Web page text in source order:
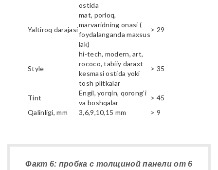
ostida
Yaltiroq darajasi
mat, porloq,
marvaridning onasi (
foydalanganda maxsus
lak)
> 29
Style
hi-tech, modern, art,
rococo, tabiiy daraxt
kesmasi ostida yoki
tosh plitkalar
> 35
Tint
Engil, yorqin, qorong'i
va boshqalar
> 45
Qalinligi, mm
3,6,9,10,15 mm > 9
Факт 6: пробка с толщиной панели от 6